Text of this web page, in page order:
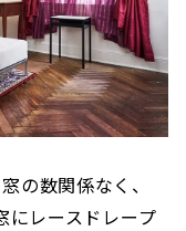
の数関係なく、
にレースドレープ